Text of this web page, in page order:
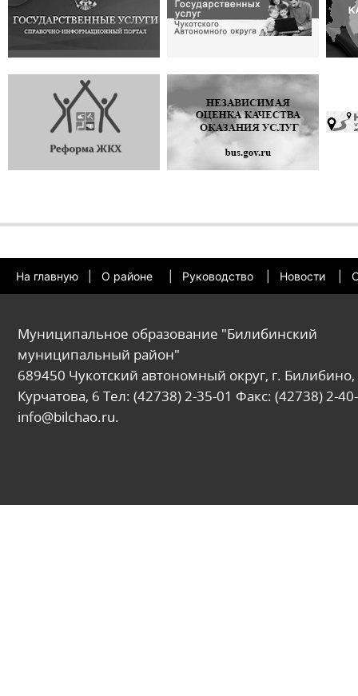
На главную О районе Руководство Новости
Муниципальное образование "Билибинский
муниципальный район"
689450 Чукотский автономный округ, г. Билибино,
Курчатова, 6 Тел: (42738) 2-35-01 Факс: (42738) 2-
info@bilchao.ru.